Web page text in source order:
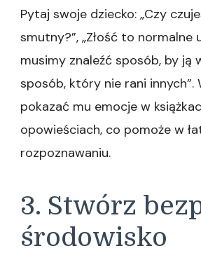
Pytaj swoje dziecko: „Czy
smutny?”, „Złość to normalne
musimy znaleźć sposób, by ją
sposób, który nie rani innych”.
pokazać mu emocje w
opowieściach, co pomoże w
rozpoznawaniu.
3. Stwórz
środowisko